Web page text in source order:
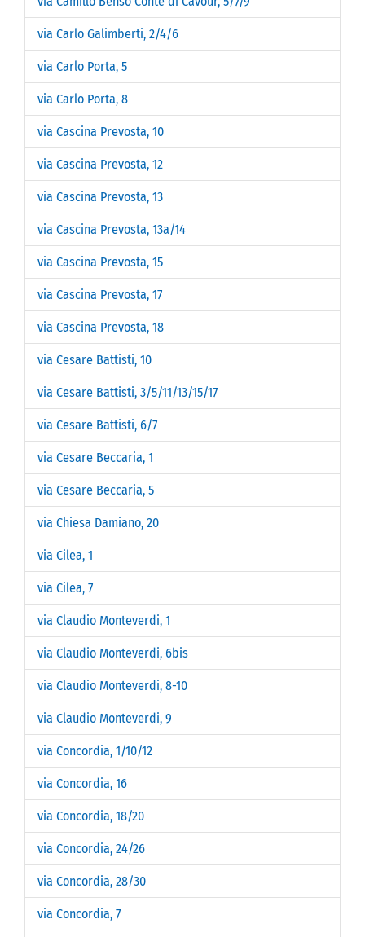
via Carlo Galimberti, 2/4/6
via Carlo Porta, 5
via Carlo Porta, 8
via Cascina Prevosta, 10
via Cascina Prevosta, 12
via Cascina Prevosta, 13
via Cascina Prevosta, 13a/14
via Cascina Prevosta, 15
via Cascina Prevosta, 17
via Cascina Prevosta, 18
via Cesare Battisti, 10
via Cesare Battisti, 3/5/11/13/15/17
via Cesare Battisti, 6/7
via Cesare Beccaria, 1
via Cesare Beccaria, 5
via Chiesa Damiano, 20
via Cilea, 1
via Cilea, 7
via Claudio Monteverdi, 1
via Claudio Monteverdi, 6bis
via Claudio Monteverdi, 8-10
via Claudio Monteverdi, 9
via Concordia, 1/10/12
via Concordia, 16
via Concordia, 18/20
via Concordia, 24/26
via Concordia, 28/30
via Concordia, 7